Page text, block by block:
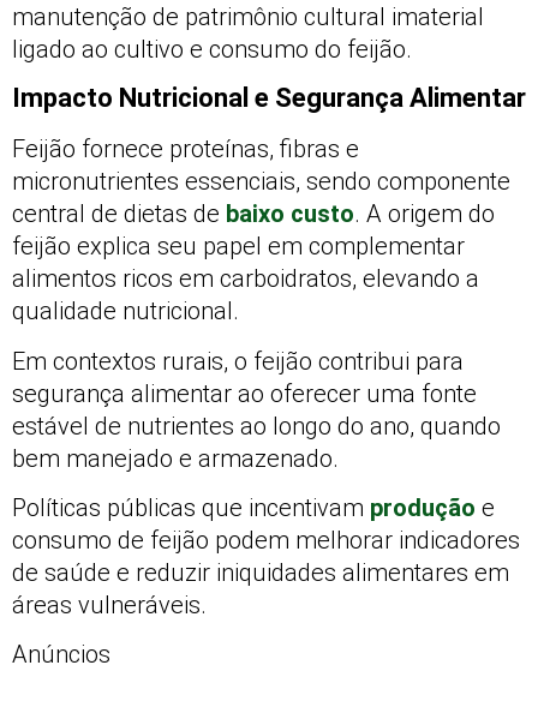
manutenção de patrimônio cultural imaterial
ligado ao cultivo e consumo do feijão.
Impacto Nutricional e Segurança Alimentar
Feijão fornece proteínas, fibras e
micronutrientes essenciais, sendo componente
central de dietas de baixo custo. A origem do
feijão explica seu papel em complementar
alimentos ricos em carboidratos, elevando a
qualidade nutricional.
Em contextos rurais, o feijão contribui para
segurança alimentar ao oferecer uma fonte
estável de nutrientes ao longo do ano, quando
bem manejado e armazenado.
Políticas públicas que incentivam produção e
consumo de feijão podem melhorar indicadores
de saúde e reduzir iniquidades alimentares em
áreas vulneráveis.
Anúncios